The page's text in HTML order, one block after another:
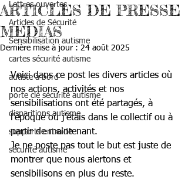
Lettres ouvertes
Articles de Sécurité
Sensibilisation autisme
cartes sécurité autisme
autiste à bord
porte clé sécurité autisme
disparitions autisme
supports entraide
sécurité autisme
ARTICLES DE PRESSE
MEDIAS
Dernière mise à jour : 24 août 2025
Voici dans ce post les divers articles où
nos actions, activités et nos
sensibilisations ont été partagés, à
l'époque où j'étais dans le collectif ou à
partir de maintenant.
Je ne poste pas tout le but est juste de
montrer que nous alertons et
sensibilisons en plus du reste.